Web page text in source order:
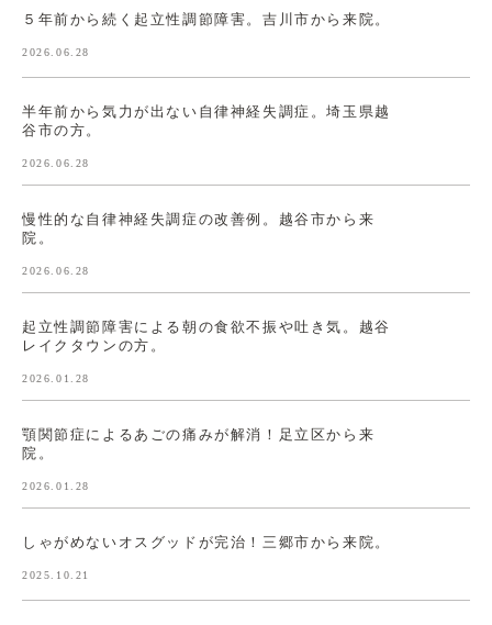
５年前から続く起立性調節障害。吉川市から来院。
2026.06.28
半年前から気力が出ない自律神経失調症。埼玉県越
谷市の方。
2026.06.28
慢性的な自律神経失調症の改善例。越谷市から来
院。
2026.06.28
起立性調節障害による朝の食欲不振や吐き気。越谷
レイクタウンの方。
2026.01.28
顎関節症によるあごの痛みが解消！足立区から来
院。
2026.01.28
しゃがめないオスグッドが完治！三郷市から来院。
2025.10.21